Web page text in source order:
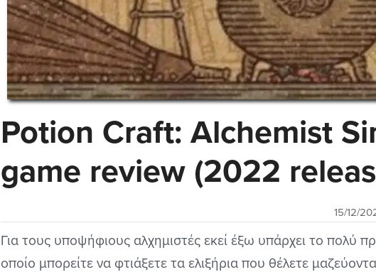
Potion Craft: Alchemist
game review (2022
15/12/
Για τους υποψήφιους αλχημιστές εκεί έξω υπάρχει το πολύ
οποίο μπορείτε να φτιάξετε τα ελιξήρια που θέλετε